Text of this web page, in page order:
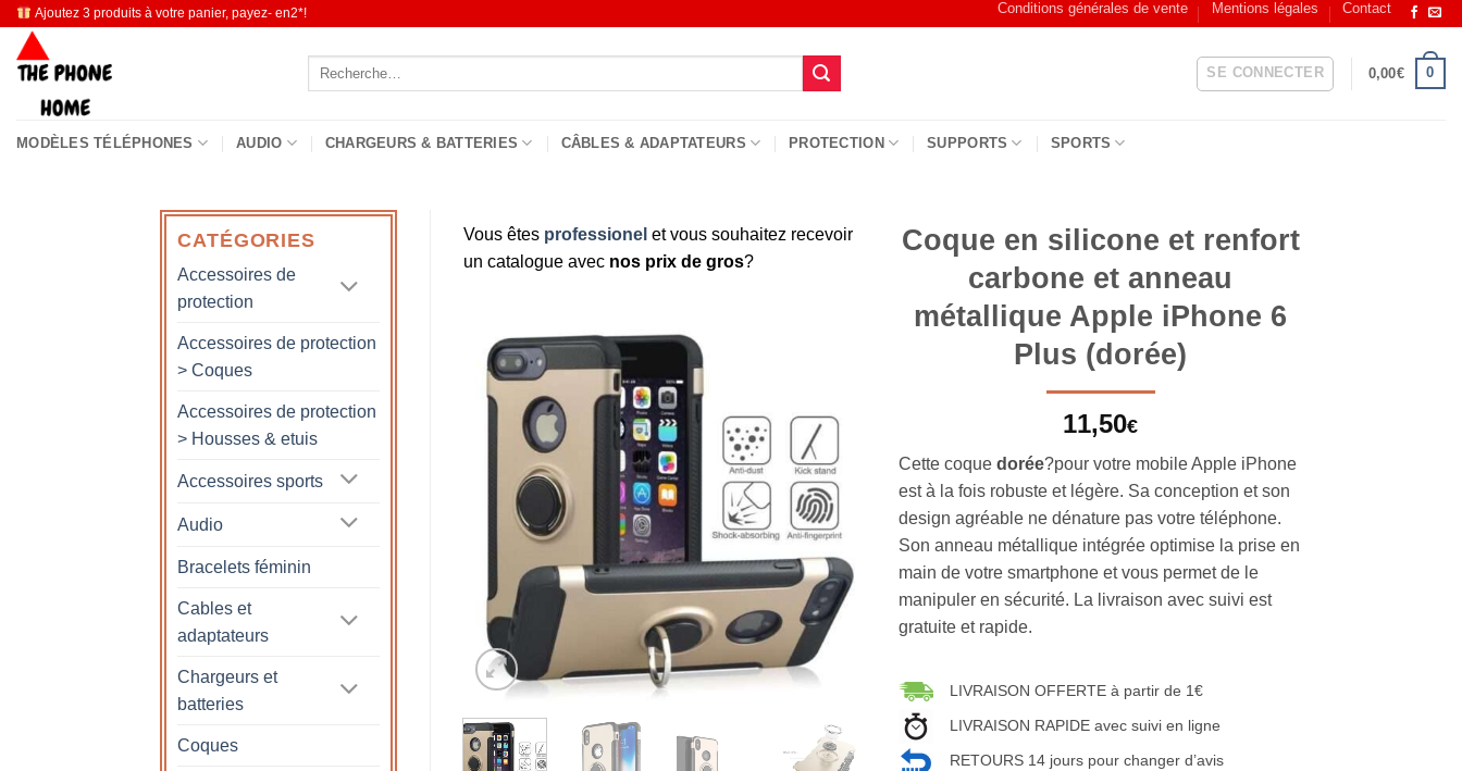
Passer
contenu
Ajoutez 3 produits à votre panier, payez- en2*! Conditions générales de vente Mentions légales Contact
Recherche
SE CONNECTER 0,00€ 0
MODÈLES TÉLÉPHONES AUDIO CHARGEURS & BATTERIES CÂBLES & ADAPTATEURS PROTECTION SUPPORTS SPORTS
CATÉGORIES
Accessoires de
protection
Accessoires de protection
> Coques
Accessoires de protection
> Housses & etuis
Accessoires sports
Audio
Bracelets féminin
Cables et
adaptateurs
Chargeurs et
batteries
Coques
Vous êtes professionel et vous souhaitez recevoir
un catalogue avec nos prix de gros?
Coque en silicone et renfort
carbone et anneau
métallique Apple iPhone 6
Plus (dorée)
11,50€
Cette coque dorée?pour votre mobile Apple iPhone
est à la fois robuste et légère. Sa conception et son
design agréable ne dénature pas votre téléphone.
Son anneau métallique intégrée optimise la prise en
main de votre smartphone et vous permet de le
manipuler en sécurité. La livraison avec suivi est
gratuite et rapide.
LIVRAISON OFFERTE à partir de 1€
LIVRAISON RAPIDE avec suivi en ligne
RETOURS 14 jours pour changer d’avis